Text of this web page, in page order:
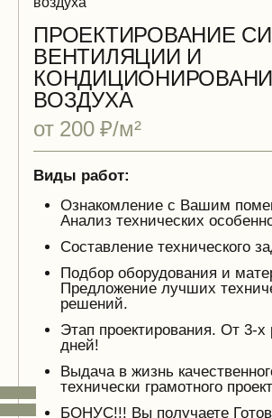
ПРОЕКТИРОВАНИЕ
ВЕНТИЛЯЦИИ И
ВОЗДУХА
от 200 ₽/м²
Виды работ:
Ознакомление с Вашим
Анализ технических
Составление технического
Подбор оборудования и
Предложение лучших
решений.
Этап проектирования. От 3-х
дней!
Выдача в жизнь
технически грамотного
БОНУС!!! Вы получаете